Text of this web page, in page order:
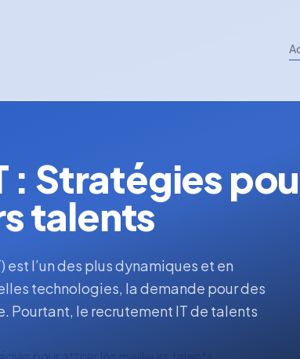
: Stratégies
talents
l’un des plus dynamiques et en
technologies, la demande pour des
Pourtant, le recrutement IT de talents